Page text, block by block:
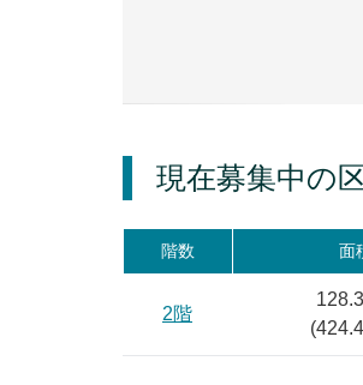
現在募集中の
階数 面
2階
(